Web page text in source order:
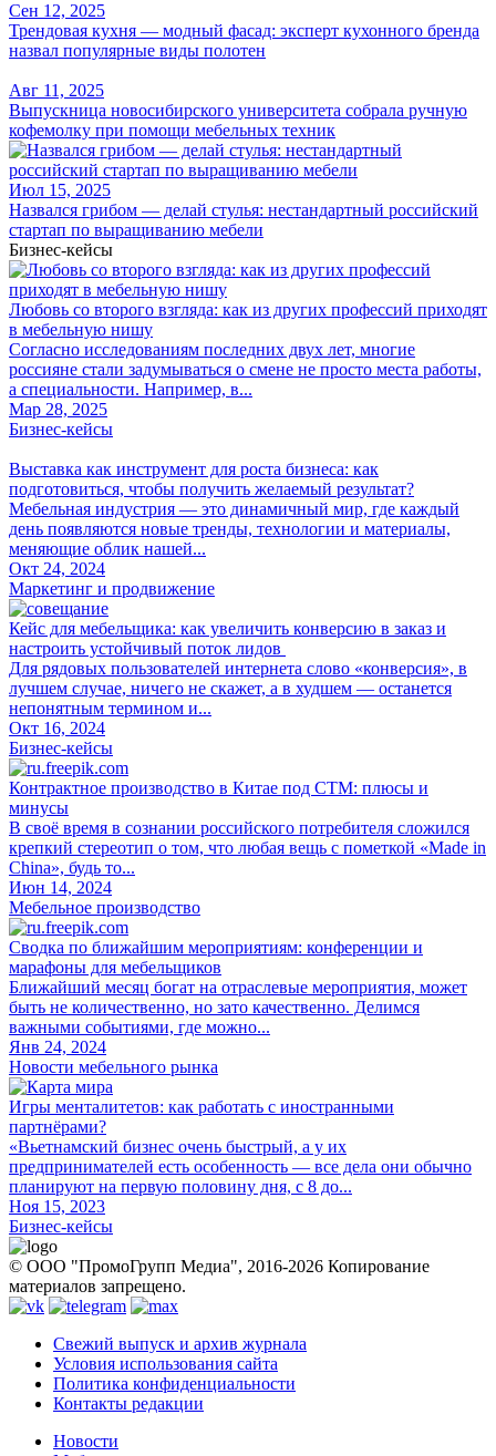
Сен 12, 2025
Трендовая кухня — модный фасад: эксперт кухонного бренда
назвал популярные виды полотен
Авг 11, 2025
Выпускница новосибирского университета собрала ручную
кофемолку при помощи мебельных техник
Июл 15, 2025
Назвался грибом — делай стулья: нестандартный российский
стартап по выращиванию мебели
Бизнес-кейсы
Любовь со второго взгляда: как из других профессий приходят
в мебельную нишу
Согласно исследованиям последних двух лет, многие
россияне стали задумываться о смене не просто места работы,
а специальности. Например, в...
Мар 28, 2025
Бизнес-кейсы
Выставка как инструмент для роста бизнеса: как
подготовиться, чтобы получить желаемый результат?
Мебельная индустрия — это динамичный мир, где каждый
день появляются новые тренды, технологии и материалы,
меняющие облик нашей...
Окт 24, 2024
Маркетинг и продвижение
Кейс для мебельщика: как увеличить конверсию в заказ и
настроить устойчивый поток лидов
Для рядовых пользователей интернета слово «конверсия», в
лучшем случае, ничего не скажет, а в худшем — останется
непонятным термином и...
Окт 16, 2024
Бизнес-кейсы
Контрактное производство в Китае под СТМ: плюсы и
минусы
В своё время в сознании российского потребителя сложился
крепкий стереотип о том, что любая вещь с пометкой «Made in
China», будь то...
Июн 14, 2024
Мебельное производство
Сводка по ближайшим мероприятиям: конференции и
марафоны для мебельщиков
Ближайший месяц богат на отраслевые мероприятия, может
быть не количественно, но зато качественно. Делимся
важными событиями, где можно...
Янв 24, 2024
Новости мебельного рынка
Игры менталитетов: как работать с иностранными
партнёрами?
«Вьетнамский бизнес очень быстрый, а у их
предпринимателей есть особенность — все дела они обычно
планируют на первую половину дня, с 8 до...
Ноя 15, 2023
Бизнес-кейсы
© ООО "ПромоГрупп Медиа", 2016-2026 Копирование
материалов запрещено.
Свежий выпуск и архив журнала
Условия использования сайта
Политика конфиденциальности
Контакты редакции
Новости